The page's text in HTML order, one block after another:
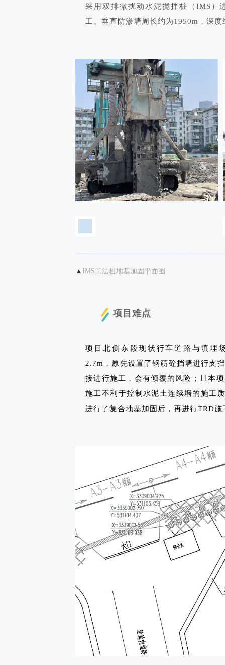
采用双排微扰动水泥搅拌桩（IMS）
工。垂直防渗墙周长约为1950m，深度
▲ IMS工法桩地基加固平面图
项目难点
项目北侧东段现状行车道路与填埋
2.7m，原先设置了钢筋砼挡墙进行支
接进行施工，会有倾覆的风险；且本
施工不利于控制水泥土连续墙的施工
进行了复合地基加固后，再进行TRD施